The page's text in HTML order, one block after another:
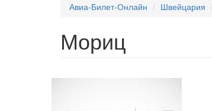
Авиа-Билет-Онлайн Швейцария
Мориц